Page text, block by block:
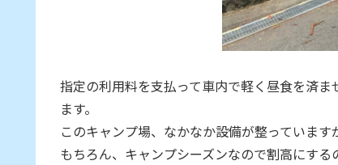
指定の利用料を支払って車内で軽く昼食を済
ます。
このキャンプ場、なかなか設備が整っています
もちろん、キャンプシーズンなので割高にす